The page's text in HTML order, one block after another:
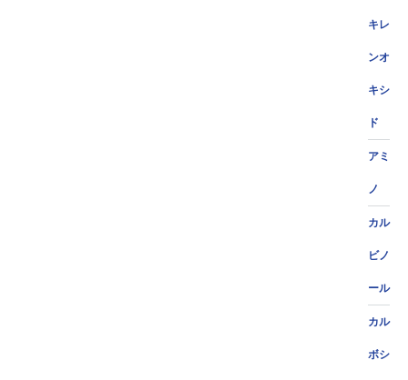
キレ
ンオ
キシ
ド
アミ
ノ
カル
ビノ
ール
カル
ボシ